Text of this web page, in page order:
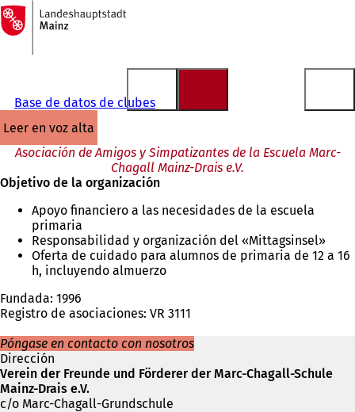
Saltar al contenido
A
la
página
Base de datos de clubes
leer en voz alta
Asociación de Amigos y Simpatizantes de la Escuela Marc-
Chagall Mainz-Drais e.V.
Objetivo de la organización
Apoyo financiero a las necesidades de la escuela
primaria
Responsabilidad y organización del «Mittagsinsel»
Oferta de cuidado para alumnos de primaria de 12 a 16
h, incluyendo almuerzo
Fundada: 1996
Registro de asociaciones: VR 3111
Póngase en contacto con nosotros
Dirección
Verein der Freunde und Förderer der Marc-Chagall-Schule
Mainz-Drais e.V.
c/o Marc-Chagall-Grundschule